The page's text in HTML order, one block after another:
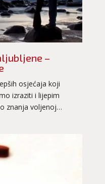
–
osjećaja koji
izraziti i lijepim
znanja voljenoj…